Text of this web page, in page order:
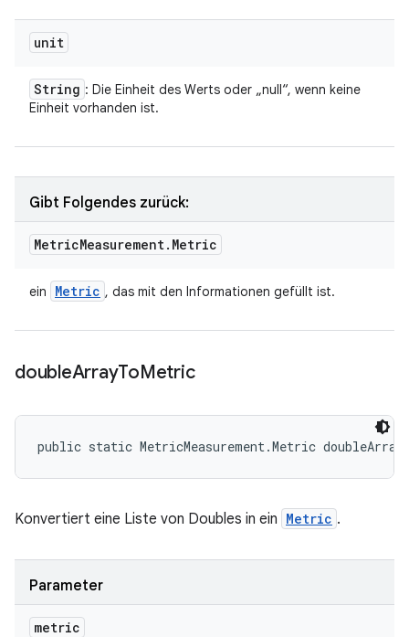
unit
String : Die Einheit des Werts oder „null“, wenn keine
Einheit vorhanden ist.
Gibt Folgendes zurück:
MetricMeasurement. Metric
ein Metric , das mit den Informationen gefüllt ist.
doubleArrayToMetric
public static MetricMeasurement.Metric
Konvertiert eine Liste von Doubles in ein Metric .
Parameter
metric